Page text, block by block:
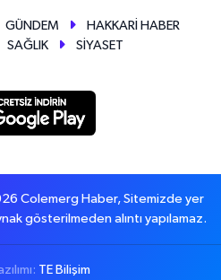
GÜNDEM
HAKKARİ HABER
SAĞLIK
SİYASET
Colemerg Haber, Sitemizde yer
gösterilmeden alıntı yapılamaz.
TE Bilişim